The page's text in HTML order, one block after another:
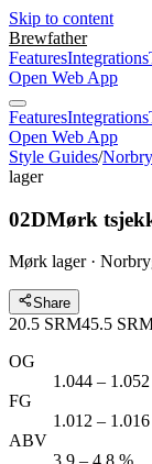
Skip to content
Brewfather
FeaturesIntegrations
Open Web App
FeaturesIntegrations
Open Web App
Style Guides/
lager
02DMørk
Mørk lager ·
Share
20.5 SRM45.5
OG
1.044 – 1.052
FG
1.012 – 1.016
ABV